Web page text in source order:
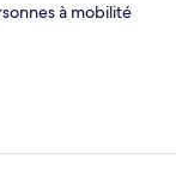
à mobilité